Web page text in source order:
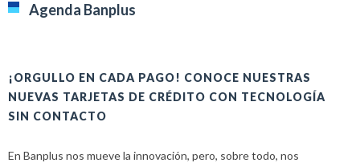
Agenda Banplus
¡ORGULLO EN CADA PAGO! CONOCE NUESTRAS
NUEVAS TARJETAS DE CRÉDITO CON TECNOLOGÍA
SIN CONTACTO
En Banplus nos mueve la innovación, pero, sobre todo, nos